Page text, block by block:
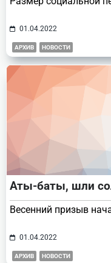
01.04.2022
АРХИВ НОВОСТИ
Аты-баты, шли
Весенний призыв
01.04.2022
АРХИВ НОВОСТИ